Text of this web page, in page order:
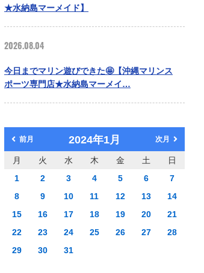
★水納島マーメイド】
2026.08.04
今日までマリン遊びできた🤩【沖縄マリンス
ポーツ専門店★水納島マーメイ…
前月 2024年1月 次月
月 火 水 木 金 土
日
1
2 3 4 5 6
7
8
9 10 11 12 13
14
15
16 17 18 19 20
21
22
23 24 25 26 27
28
29
30 31